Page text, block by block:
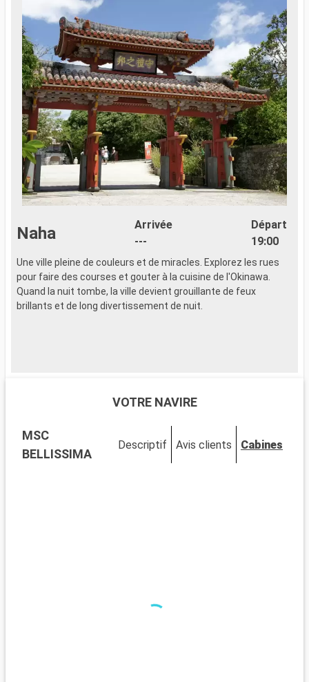
Naha
Arrivée
---
Départ
19:00
Une ville pleine de couleurs et de miracles. Explorez les rues
pour faire des courses et gouter à la cuisine de l'Okinawa.
Quand la nuit tombe, la ville devient grouillante de feux
brillants et de long divertissement de nuit.
VOTRE NAVIRE
MSC
BELLISSIMA
Descriptif Avis clients Cabines